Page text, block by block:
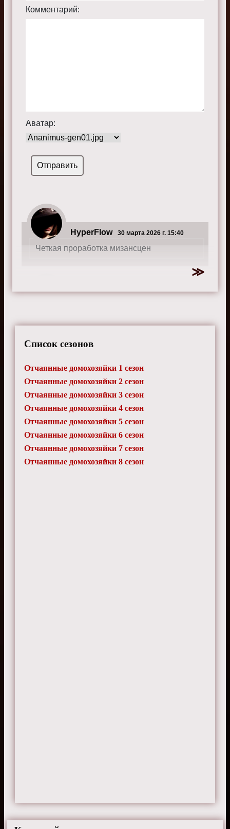
Комментарий:
Аватар:
HyperFlow 30 марта 2026 г. 15:40
Четкая проработка мизансцен
нереалистичный
Список сезонов
Отчаянные домохозяйки 1 сезон
Отчаянные домохозяйки 2 сезон
Отчаянные домохозяйки 3 сезон
Отчаянные домохозяйки 4 сезон
Отчаянные домохозяйки 5 сезон
Отчаянные домохозяйки 6 сезон
Отчаянные домохозяйки 7 сезон
Отчаянные домохозяйки 8 сезон